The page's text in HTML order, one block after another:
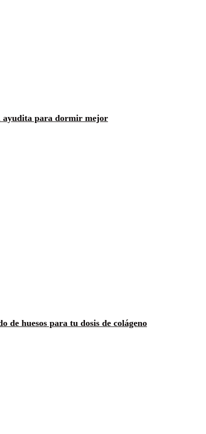
ayudita para dormir mejor
de huesos para tu dosis de colágeno